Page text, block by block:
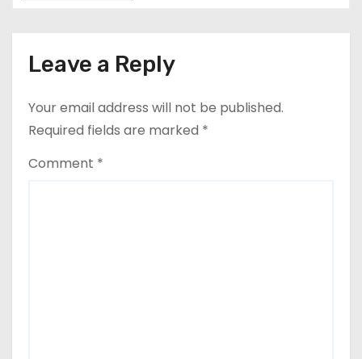
Leave a Reply
Your email address will not be published.
Required fields are marked *
Comment *